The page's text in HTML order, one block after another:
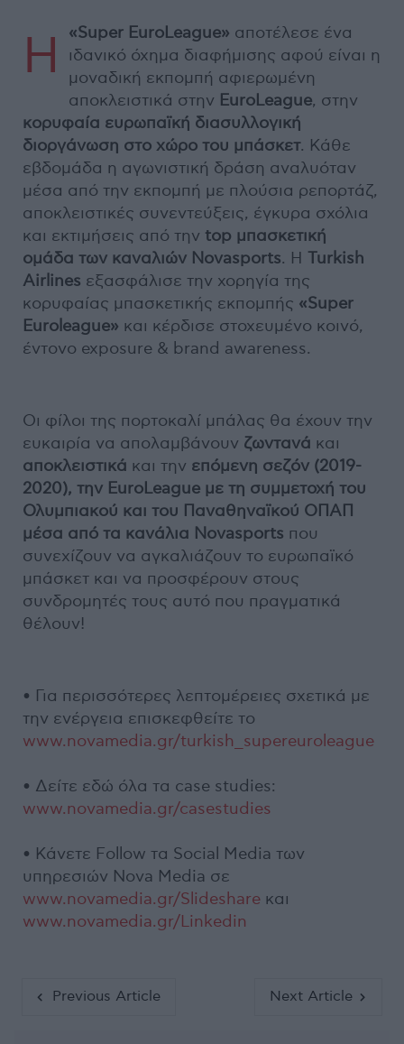
Η «Super EuroLeague» αποτέλεσε ένα
ιδανικό όχημα διαφήμισης αφού είναι η
μοναδική εκπομπή αφιερωμένη
αποκλειστικά στην EuroLeague, στην
κορυφαία ευρωπαϊκή διασυλλογική
διοργάνωση στο χώρο του μπάσκετ. Κάθε
εβδομάδα η αγωνιστική δράση αναλυόταν
μέσα από την εκπομπή με πλούσια ρεπορτάζ,
αποκλειστικές συνεντεύξεις, έγκυρα σχόλια
και εκτιμήσεις από την top μπασκετική
ομάδα των καναλιών Novasports. Η Turkish
Airlines εξασφάλισε την χορηγία της
κορυφαίας μπασκετικής εκπομπής «Super
Euroleague» και κέρδισε στοχευμένο κοινό,
έντονο exposure & brand awareness.
Οι φίλοι της πορτοκαλί μπάλας θα έχουν την
ευκαιρία να απολαμβάνουν ζωντανά και
αποκλειστικά και την επόμενη σεζόν (2019-
2020), την EuroLeague με τη συμμετοχή του
Ολυμπιακού και του Παναθηναϊκού ΟΠΑΠ
μέσα από τα κανάλια Novasports που
συνεχίζουν να αγκαλιάζουν το ευρωπαϊκό
μπάσκετ και να προσφέρουν στους
συνδρομητές τους αυτό που πραγματικά
θέλουν!
• Για περισσότερες λεπτομέρειες σχετικά με
την ενέργεια επισκεφθείτε το
www.novamedia.gr/turkish_supereuroleague
• Δείτε εδώ όλα τα case studies:
www.novamedia.gr/casestudies
• Κάνετε Follow τα Social Media των
υπηρεσιών Nova Media σε
www.novamedia.gr/Slideshare και
www.novamedia.gr/Linkedin
Previous Article Next Article